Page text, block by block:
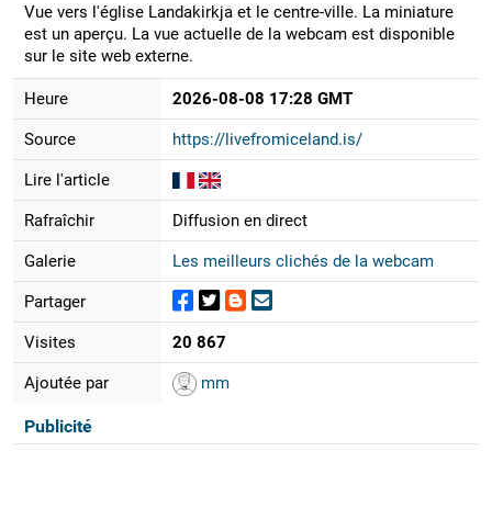
Vue vers l'église Landakirkja et le centre-ville. La miniature
est un aperçu. La vue actuelle de la webcam est disponible
sur le site web externe.
Heure 2026-08-08 17:28 GMT
Source https://livefromiceland.is/
Lire l'article
Rafraîchir Diffusion en direct
Galerie Les meilleurs clichés de la webcam
Partager
Visites 20 867
Ajoutée par mm
Publicité